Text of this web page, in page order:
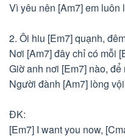
Vì yêu nên [Am7] em luôn
2. Ôi hiu [Em7] quạnh,
Nơi [Am7] đây chỉ có mỗi
Giờ anh nơi [Em7] nào,
Người đành [Am7] lòng
ĐK:
[Em7] I want you now,